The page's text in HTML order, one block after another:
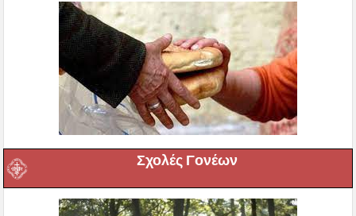
Σχολές Γονέων